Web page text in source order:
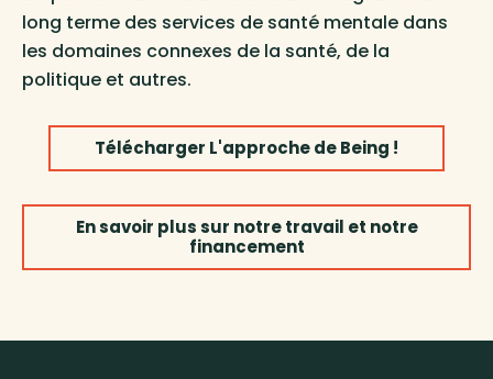
long terme des services de santé mentale dans
les domaines connexes de la santé, de la
politique et autres.
Télécharger L'approche de Being !
En savoir plus sur notre travail et notre
financement